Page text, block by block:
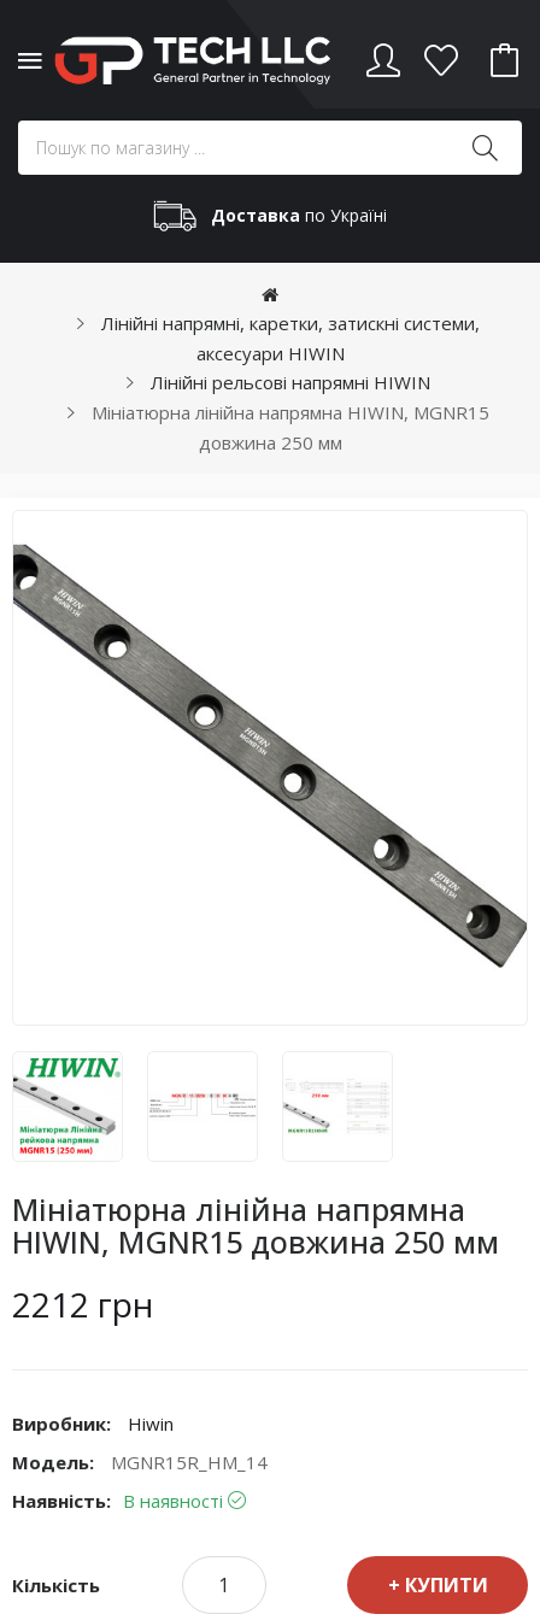
Доставка по Україні
Лінійні напрямні, каретки, затискні системи,
аксесуари HIWIN
Лінійні рельсові напрямні HIWIN
Мініатюрна лінійна напрямна HIWIN, MGNR15
довжина 250 мм
Мініатюрна лінійна напрямна
HIWIN, MGNR15 довжина 250 мм
2212 грн
Виробник:
Hiwin
Модель:
MGNR15R_HM_14
Наявність: В наявності
Кількість КУПИТИ